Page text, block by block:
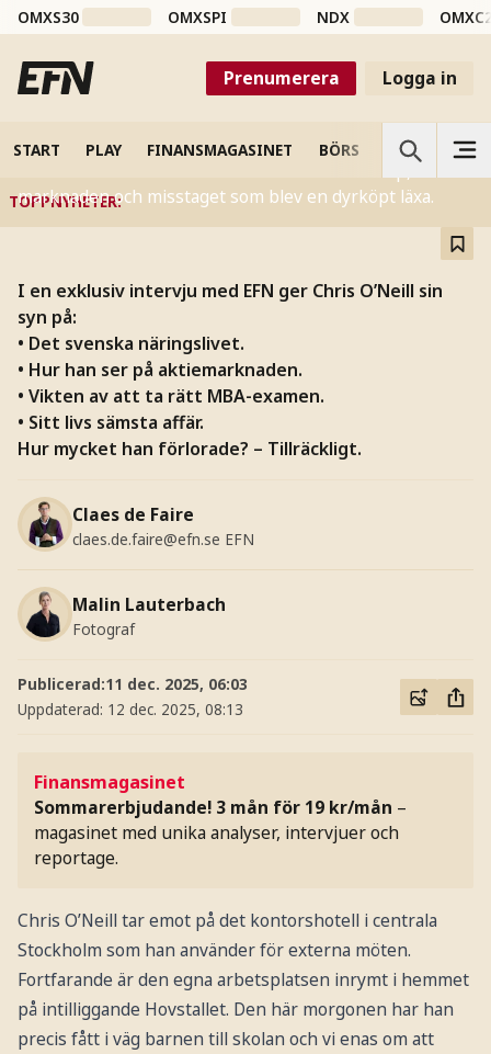
OMXS30 OMXSPI NDX
Prenumerera Logga in
START PLAY FINANSMAGASINET BÖRS VETENSKAP
TOPPNYHETER:
Chris O’Neill om sitt livs
marknaden och misstaget som blev en dyrköpt läxa.
I en exklusiv intervju med EFN ger Chris O’Neill sin
syn på:
• Det svenska näringslivet.
• Hur han ser på aktiemarknaden.
• Vikten av att ta rätt MBA-examen.
• Sitt livs sämsta affär.
Hur mycket han förlorade? – Tillräckligt.
Claes de Faire
claes.de.faire@efn.se EFN
Malin Lauterbach
Fotograf
Publicerad:11 dec. 2025, 06:03
Uppdaterad: 12 dec. 2025, 08:13
Finansmagasinet
Sommarerbjudande! 3 mån för 19 kr/mån –
magasinet med unika analyser, intervjuer och
reportage.
Chris O’Neill tar emot på det kontorshotell i centrala
Stockholm som han använder för externa möten.
Fortfarande är den egna arbetsplatsen inrymt i hemmet
på intilliggande Hovstallet. Den här morgonen har han
precis fått i väg barnen till skolan och vi enas om att